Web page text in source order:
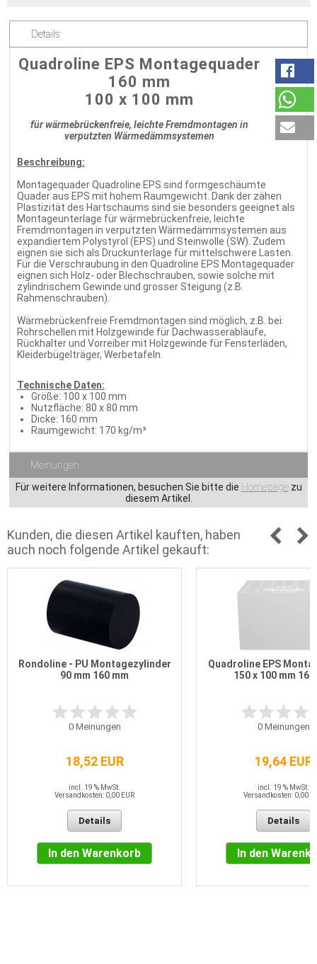
Details
Quadroline EPS Montagequader
160 mm
100 x 100 mm
für wärmebrückenfreie, leichte Fremdmontagen in
verputzten Wärmedämmsystemen
Beschreibung:
Montagequader Quadroline EPS sind formgeschäumte
Quader aus EPS mit hohem Raumgewicht. Dank der zähen
Plastizität des Hartschaums sind sie besonders geeignet als
Montageunterlage für wärmebrückenfreie, leichte
Fremdmontagen in verputzten Wärmedämmsystemen aus
expandiertem Polystyrol (EPS) und Steinwolle (SW). Zudem
eignen sie sich als Druckunterlage für mittelschwere Lasten.
Für die Verschraubung in den Quadroline EPS Montagequader
eignen sich Holz- oder Blechschrauben, sowie solche mit
zylindrischem Gewinde und grosser Steigung (z.B.
Rahmenschrauben).
Wärmebrückenfreie Fremdmontagen sind möglich, z.B. bei:
Rohrschellen mit Holzgewinde für Dachwasserabläufe,
Rückhalter und Vorreiber mit Holzgewinde für Fensterläden,
Kleiderbügelträger, Werbetafeln.
Technische Daten:
Größe: 100 x 100 mm
Nutzfläche: 80 x 80 mm
Dicke: 160 mm
Raumgewicht: 170 kg/m³
Meinungen
Für weitere Informationen, besuchen Sie bitte die Homepagezu
diesem Artikel.
Kunden, die diesen Artikel kauften, haben
auch noch folgende Artikel gekauft:
Rondoline - PU Montagezylinder
90 mm 160 mm
0Meinungen
18,52 EUR
incl. 19 % MwSt.
Versandkosten: 0,00 EUR
Details
In den Warenkorb
Quadroline EPS
150 x 100 mm 160
0Meinungen
19,64 EUR
incl. 19 % MwSt.
Versandkosten: 0,00
Details
In den